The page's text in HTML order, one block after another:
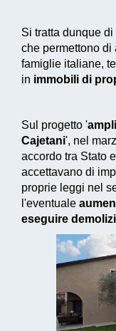
Si tratta dunque
che permettono
famiglie italiane,
in immobili di
Sul progetto '
Cajetani', nel
accordo tra Stato
accettavano di
proprie leggi nel
l'eventuale
eseguire